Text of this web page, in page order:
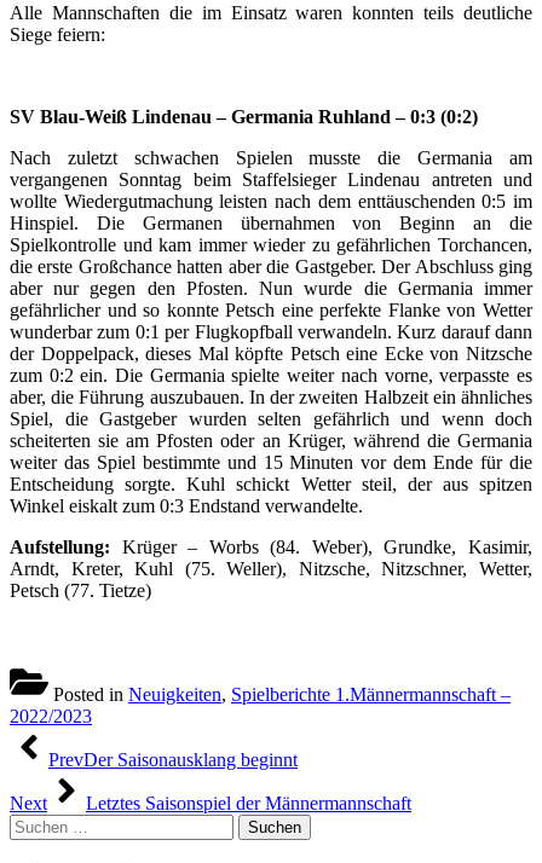
Alle Mannschaften die im Einsatz waren konnten teils deutliche
Siege feiern:
SV Blau-Weiß Lindenau – Germania Ruhland – 0:3 (0:2)
Nach zuletzt schwachen Spielen musste die Germania am
vergangenen Sonntag beim Staffelsieger Lindenau antreten und
wollte Wiedergutmachung leisten nach dem enttäuschenden 0:5 im
Hinspiel. Die Germanen übernahmen von Beginn an die
Spielkontrolle und kam immer wieder zu gefährlichen Torchancen,
die erste Großchance hatten aber die Gastgeber. Der Abschluss ging
aber nur gegen den Pfosten. Nun wurde die Germania immer
gefährlicher und so konnte Petsch eine perfekte Flanke von Wetter
wunderbar zum 0:1 per Flugkopfball verwandeln. Kurz darauf dann
der Doppelpack, dieses Mal köpfte Petsch eine Ecke von Nitzsche
zum 0:2 ein. Die Germania spielte weiter nach vorne, verpasste es
aber, die Führung auszubauen. In der zweiten Halbzeit ein ähnliches
Spiel, die Gastgeber wurden selten gefährlich und wenn doch
scheiterten sie am Pfosten oder an Krüger, während die Germania
weiter das Spiel bestimmte und 15 Minuten vor dem Ende für die
Entscheidung sorgte. Kuhl schickt Wetter steil, der aus spitzen
Winkel eiskalt zum 0:3 Endstand verwandelte.
Aufstellung: Krüger – Worbs (84. Weber), Grundke, Kasimir,
Arndt, Kreter, Kuhl (75. Weller), Nitzsche, Nitzschner, Wetter,
Petsch (77. Tietze)
Posted in Neuigkeiten, Spielberichte 1.Männermannschaft –
2022/2023
Beitragsnavigation
PrevDer Saisonausklang beginnt
Next
Letztes Saisonspiel der Männermannschaft
Suchen
nach: